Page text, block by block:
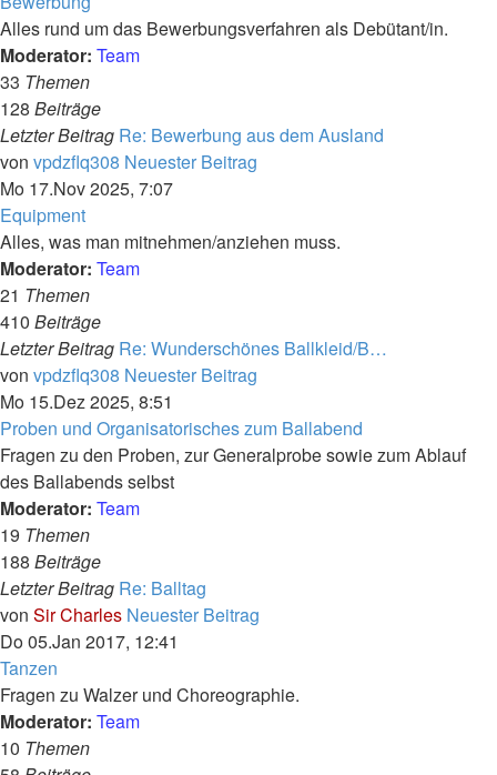
Alles rund um das Bewerbungsverfahren als Debütant/in.
Moderator: Team
33 Themen
128 Beiträge
Letzter Beitrag Re: Bewerbung aus dem Ausland
von vpdzflq308 Neuester Beitrag
Mo 17.Nov 2025, 7:07
Equipment
Alles, was man mitnehmen/anziehen muss.
Moderator: Team
21 Themen
410 Beiträge
Letzter Beitrag Re: Wunderschönes Ballkleid/B…
von vpdzflq308 Neuester Beitrag
Mo 15.Dez 2025, 8:51
Proben und Organisatorisches zum Ballabend
Fragen zu den Proben, zur Generalprobe sowie zum Ablauf
des Ballabends selbst
Moderator: Team
19 Themen
188 Beiträge
Letzter Beitrag Re: Balltag
von Sir Charles Neuester Beitrag
Do 05.Jan 2017, 12:41
Tanzen
Fragen zu Walzer und Choreographie.
Moderator: Team
10 Themen